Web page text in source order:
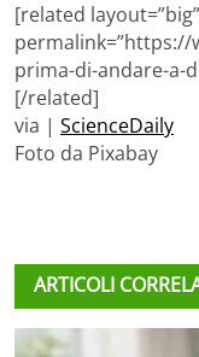
[related layout=”big”
permalink=”https://
prima-di-andare-a-
[/related]
via | ScienceDaily
Foto da Pixabay
ARTICOLI